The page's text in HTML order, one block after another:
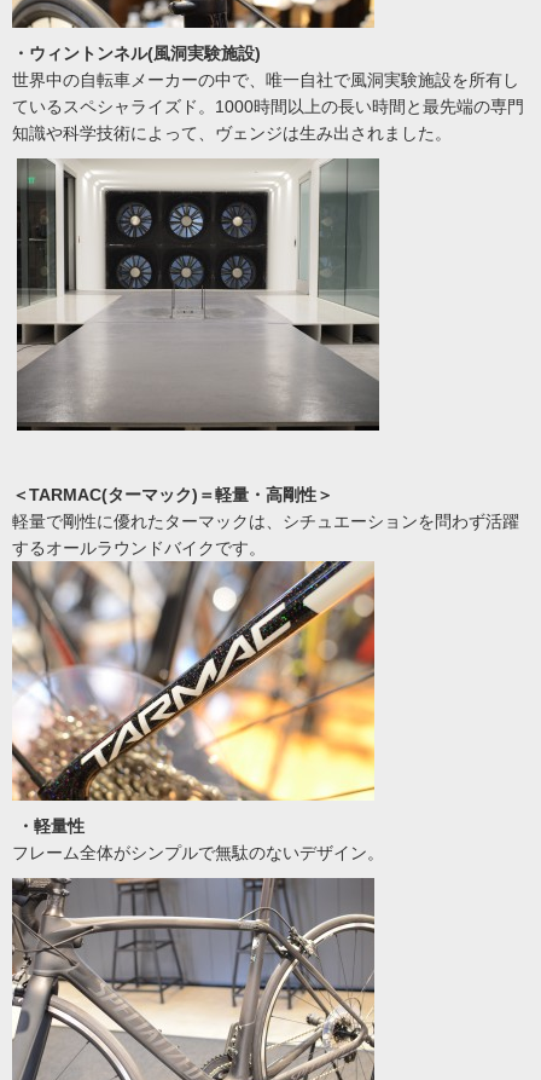
・ウィントンネル(風洞実験施設)
世界中の自転車メーカーの中で、唯一自社で風洞実験施設を所有し
ているスペシャライズド。1000時間以上の長い時間と最先端の専門
知識や科学技術によって、ヴェンジは生み出されました。
＜TARMAC(ターマック)＝軽量・高剛性＞
軽量で剛性に優れたターマックは、シチュエーションを問わず活躍
するオールラウンドバイクです。
・軽量性
フレーム全体がシンプルで無駄のないデザイン。